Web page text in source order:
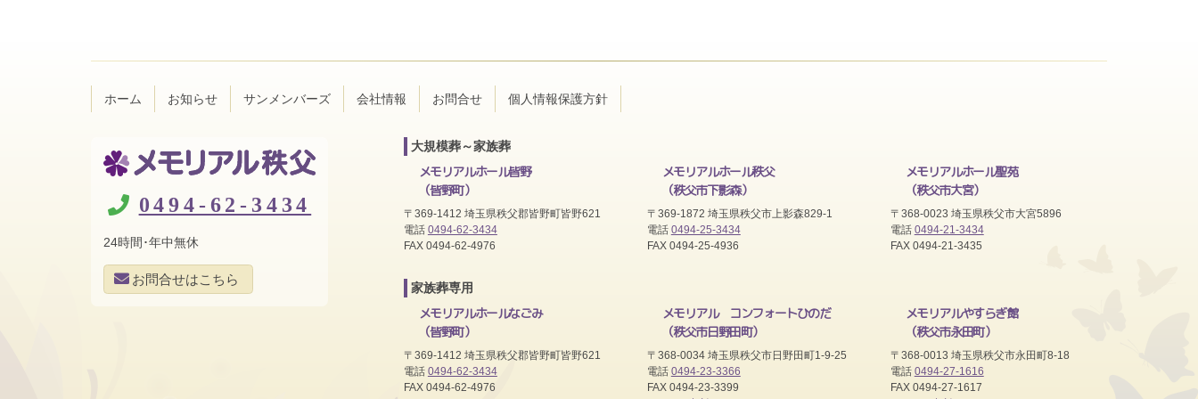
ツ
先
ホーム お知らせ サンメンバーズ 会社情報 お問合せ 個人情報保護方針
メモリアル秩
父
0494-62-3434
24時間･年中無休
お問合せはこちら
大規模葬～家族葬
メモリアルホール皆野
（皆野町）
〒369-1412 埼玉県秩父郡皆野町皆野621
電話 0494-62-3434
FAX 0494-62-4976
メモリアルホール秩父
（秩父市下影森）
〒369-1872 埼玉県秩父市上影森829-1
電話 0494-25-3434
FAX 0494-25-4936
メモリアルホール聖苑
（秩父市大宮）
〒368-0023 埼玉県秩父市大宮5896
電話 0494-21-3434
FAX 0494-21-3435
家族葬専用
メモリアルホールなごみ
（皆野町）
〒369-1412 埼玉県秩父郡皆野町皆野621
電話 0494-62-3434
FAX 0494-62-4976
メモリアル コンフォートひのだ
（秩父市日野田町）
〒368-0034 埼玉県秩父市日野田町1-9-25
電話 0494-23-3366
FAX 0494-23-3399
メモリアルやすらぎ館
（秩父市永田町）
〒368-0013 埼玉県秩父市永田町8-18
電話 0494-27-1616
FAX 0494-27-1617